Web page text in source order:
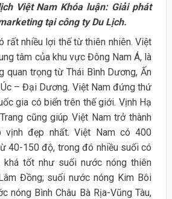
Việt Nam Khóa luận: Giải phát
tại công ty Du Lịch.
rất nhiều lợi thế từ thiên nhiên. Việt
tâm của khu vực Đông Nam Á, là
quan trọng từ Thái Bình Dương, Ấn
– Đại Dương. Việt Nam đứng thứ
gia có biển trên thế giới. Vịnh Hạ
cũng giúp Việt Nam trở thành
đẹp nhất. Việt Nam có 400
40-150 độ, trong đó nhiều suối có
tốt như suối nước nóng thiên
Đồng; suối nước nóng Kim Bôi
nóng Bình Châu Bà Rịa-Vũng Tàu,